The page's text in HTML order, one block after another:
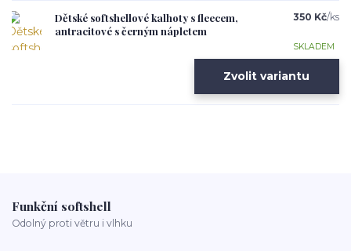
Dětské softshellové kalhoty s fleecem,
antracitové s černým nápletem
350 Kč/ks
SKLADEM
Zvolit variantu
Funkční softshell
Odolný proti větru i vlhku